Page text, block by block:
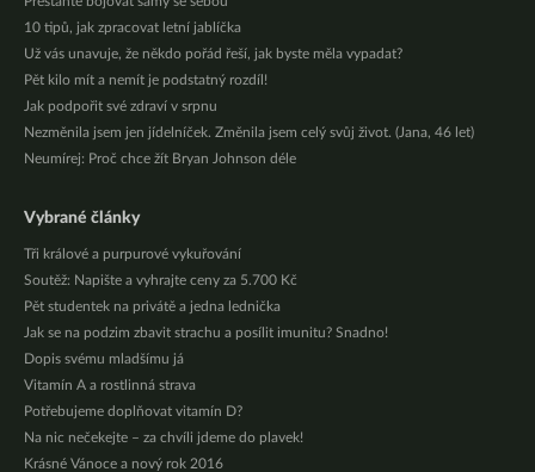
10 tipů, jak zpracovat letní jablíčka
Už vás unavuje, že někdo pořád řeší, jak byste měla vypadat?
Pět kilo mít a nemít je podstatný rozdíl!
Jak podpořit své zdraví v srpnu
Nezměnila jsem jen jídelníček. Změnila jsem celý svůj život. (Jana, 46 let)
Neumírej: Proč chce žít Bryan Johnson déle
Vybrané články
Tři králové a purpurové vykuřování
Soutěž: Napište a vyhrajte ceny za 5.700 Kč
Pět studentek na privátě a jedna lednička
Jak se na podzim zbavit strachu a posílit imunitu? Snadno!
Dopis svému mladšímu já
Vitamín A a rostlinná strava
Potřebujeme doplňovat vitamín D?
Na nic nečekejte – za chvíli jdeme do plavek!
Krásné Vánoce a nový rok 2016